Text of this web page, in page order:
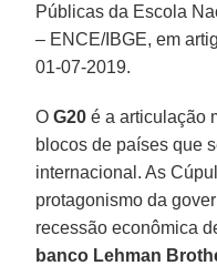
Públicas da Escola
– ENCE/IBGE, em
01-07-2019.
OG20 é a articulação
blocos de países que
internacional. As
protagonismo da
recessão econômica
banco Lehman